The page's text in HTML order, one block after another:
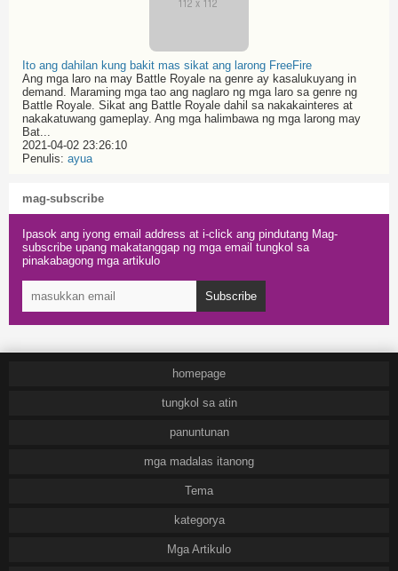
Ito ang dahilan kung bakit mas sikat ang larong FreeFire
Ang mga laro na may Battle Royale na genre ay kasalukuyang in
demand. Maraming mga tao ang naglaro ng mga laro sa genre ng
Battle Royale. Sikat ang Battle Royale dahil sa nakakainteres at
nakakatuwang gameplay. Ang mga halimbawa ng mga larong may
Bat...
2021-04-02 23:26:10
Penulis: ayua
mag-subscribe
Ipasok ang iyong email address at i-click ang pindutang Mag-
subscribe upang makatanggap ng mga email tungkol sa
pinakabagong mga artikulo
Subscribe
homepage
tungkol sa atin
panuntunan
mga madalas itanong
Tema
kategorya
Mga Artikulo